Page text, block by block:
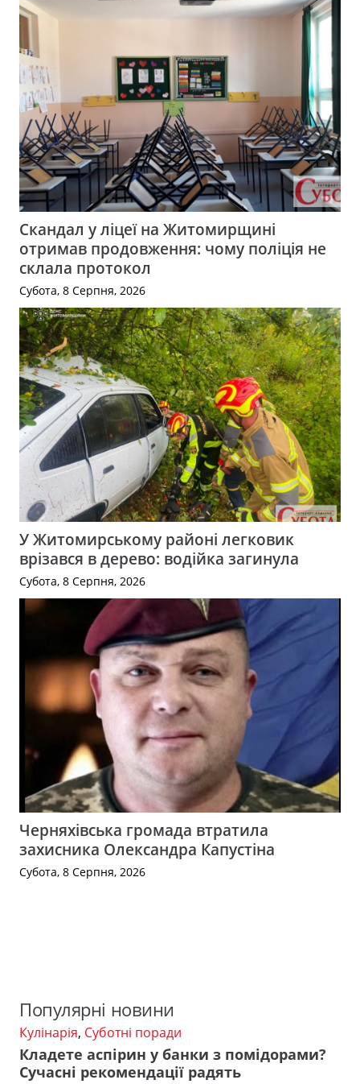
Скандал у ліцеї на Житомирщині
отримав продовження: чому поліція не
склала протокол
Субота, 8 Серпня, 2026
У Житомирському районі легковик
врізався в дерево: водійка загинула
Субота, 8 Серпня, 2026
Черняхівська громада втратила
захисника Олександра Капустіна
Субота, 8 Серпня, 2026
Популярні новини
Кулінарія, Суботні поради
Кладете аспірин у банки з помідорами?
Сучасні рекомендації радять